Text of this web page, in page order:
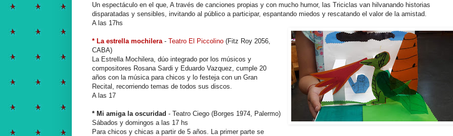
Un espectáculo en el que, A través de canciones propias y con mucho humor, las Triciclas van hilvanando historias
disparatadas y sensibles, invitando al público a participar, espantando miedos y rescatando el valor de la amistad.
A las 17hs
* La estrella mochilera - Teatro El Piccolino (Fitz Roy 2056,
CABA)
La Estrella Mochilera, dúo integrado por los músicos y
compositores Rosana Sardi y Eduardo Vazquez, cumple 20
años con la música para chicos y lo festeja con un Gran
Recital, recorriendo temas de todos sus discos.
A las 17
* Mi amiga la oscuridad - Teatro Ciego (Borges 1974, Palermo)
Sábados y domingos a las 17 hs
Para chicos y chicas a partir de 5 años. La primer parte se